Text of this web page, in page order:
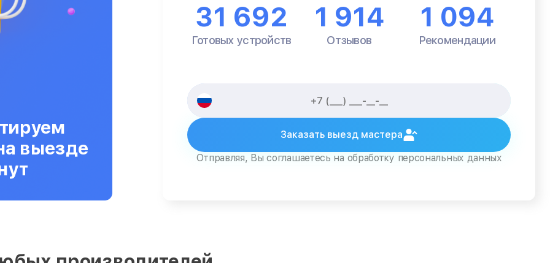
выезде
31 692
Готовых устройств
1 914
Отзывов
1 094
Рекомендации
Заказать выезд мастера
Отправляя, Вы соглашаетесь на обработку персональных данных